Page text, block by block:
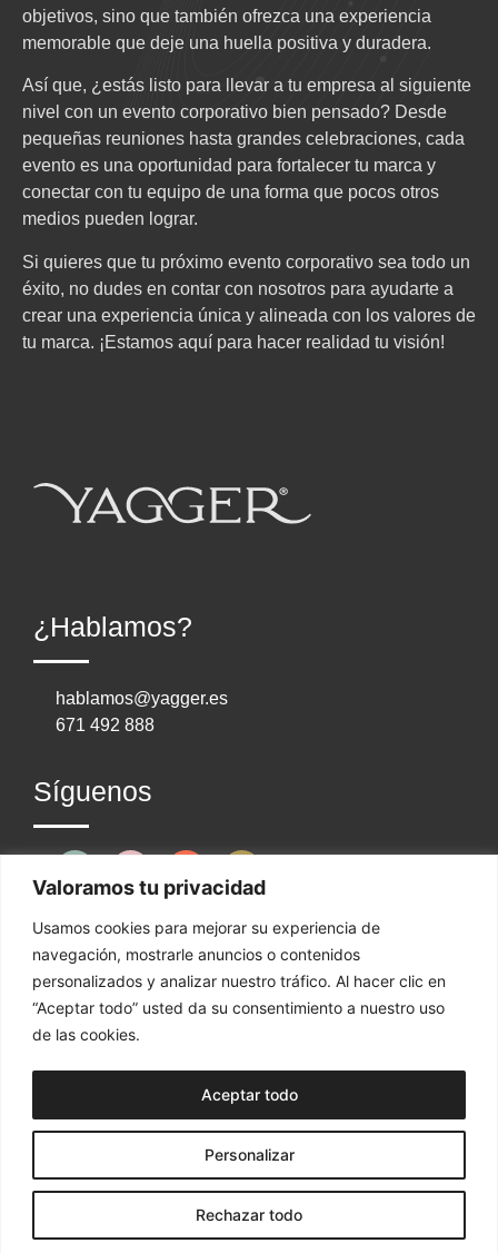
Valoramos tu privacidad
Usamos cookies para mejorar su experiencia de
navegación, mostrarle anuncios o contenidos
personalizados y analizar nuestro tráfico. Al hacer clic en
“Aceptar todo” usted da su consentimiento a nuestro uso
de las cookies.
Personalizar
Rechazar todo
Aceptar todo
objetivos, sino que también ofrezca una experiencia
memorable que deje una huella positiva y duradera.
Así que, ¿estás listo para llevar a tu empresa al siguiente
nivel con un evento corporativo bien pensado? Desde
pequeñas reuniones hasta grandes celebraciones, cada
evento es una oportunidad para fortalecer tu marca y
conectar con tu equipo de una forma que pocos otros
medios pueden lograr.
Si quieres que tu próximo evento corporativo sea todo un
éxito, no dudes en contar con nosotros para ayudarte a
crear una experiencia única y alineada con los valores de
tu marca. ¡Estamos aquí para hacer realidad tu visión!
¿Hablamos?
hablamos@yagger.es
671 492 888
Síguenos
¿Dónde estamos?
ZARAGOZA | TENERIFE | MADRID | MÁLAGA
Aviso legal·Política de privacidad
y cookies